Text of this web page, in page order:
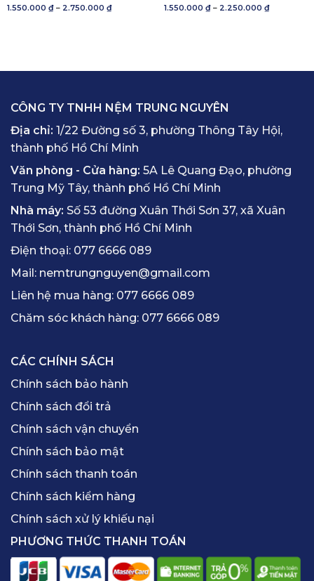
Được xếp
1.550.000 ₫ – 2.750.000 ₫Khoảng
giá:
Được xếp
1.550.000 ₫ – 2.250.000 ₫Khoảng
giá:
CÔNG TY TNHH NỆM TRUNG NGUYÊN
Địa chỉ: 1/22 Đường số 3, phường Thông Tây Hội,
thành phố Hồ Chí Minh
Văn phòng - Cửa hàng: 5A Lê Quang Đạo, phường
Trung Mỹ Tây, thành phố Hồ Chí Minh
Nhà máy: Số 53 đường Xuân Thới Sơn 37, xã Xuân
Thới Sơn, thành phố Hồ Chí Minh
Điện thoại: 077 6666 089
Mail: nemtrungnguyen@gmail.com
Liên hệ mua hàng: 077 6666 089
Chăm sóc khách hàng: 077 6666 089
CÁC CHÍNH SÁCH
Chính sách bảo hành
Chính sách đổi trả
Chính sách vận chuyển
Chính sách bảo mật
Chính sách thanh toán
Chính sách kiểm hàng
Chính sách xử lý khiếu nại
PHƯƠNG THỨC THANH TOÁN